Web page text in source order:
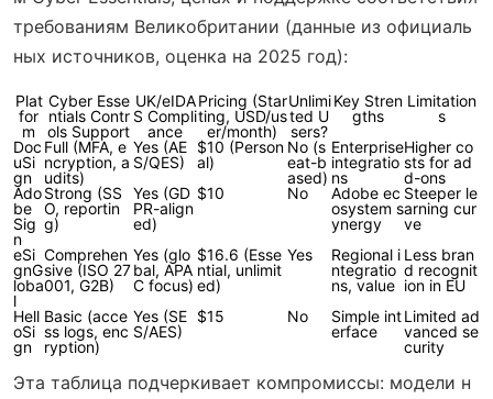
требованиям Великобритании (данные из официаль
ных источников, оценка на 2025 год):
Plat
for
m
Cyber Esse
ntials Contr
ols Support
UK/eIDA
S Compli
ance
Pricing (Star
ting, USD/us
er/month)
Unlimi
ted U
sers?
Key Stren
gths
Limitation
s
Doc
uSi
gn
Full (MFA, e
ncryption, a
udits)
Yes (AE
S/QES)
$10 (Person
al)
No (s
eat-b
ased)
Enterprise
integratio
ns
Higher co
sts for ad
d-ons
Ado
be
Sig
n
Strong (SS
O, reportin
g)
Yes (GD
PR-align
ed)
$10 No
Adobe ec
osystem s
ynergy
Steeper le
arning cur
ve
eSi
gnG
loba
l
Comprehen
sive (ISO 27
001, G2B)
Yes (glo
bal, APA
C focus)
$16.6 (Esse
ntial, unlimit
ed)
Yes
Regional i
ntegratio
ns, value
Less bran
d recognit
ion in EU
Hell
oSi
gn
Basic (acce
ss logs, enc
ryption)
Yes (SE
S/AES)
$15 No
Simple int
erface
Limited ad
vanced se
curity
Эта таблица подчеркивает компромиссы: модели н